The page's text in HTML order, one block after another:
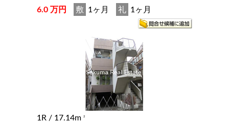
6.0 万円 敷 1ヶ月 礼 1ヶ月
1R / 17.14m 2